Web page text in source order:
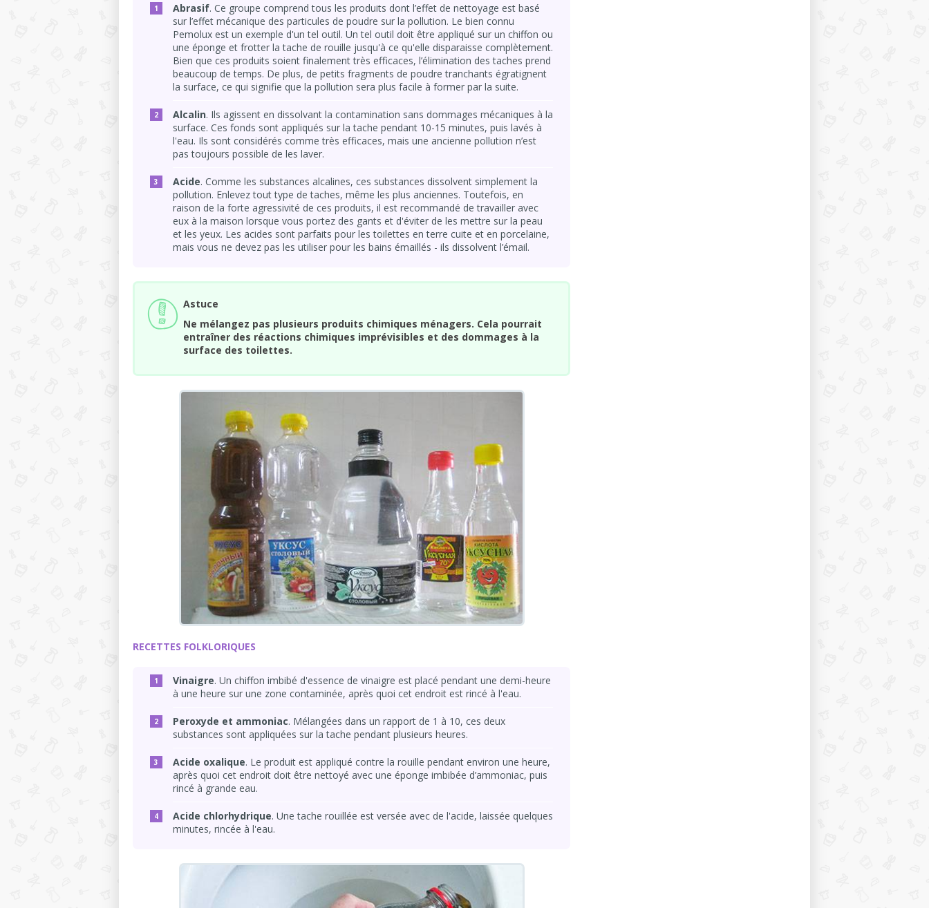
Abrasif. Ce groupe comprend tous les produits dont l’effet de nettoyage est basé
sur l’effet mécanique des particules de poudre sur la pollution. Le bien connu
Pemolux est un exemple d'un tel outil. Un tel outil doit être appliqué sur un chiffon ou
une éponge et frotter la tache de rouille jusqu'à ce qu'elle disparaisse complètement.
Bien que ces produits soient finalement très efficaces, l’élimination des taches prend
beaucoup de temps. De plus, de petits fragments de poudre tranchants égratignent
la surface, ce qui signifie que la pollution sera plus facile à former par la suite.
Alcalin. Ils agissent en dissolvant la contamination sans dommages mécaniques à la
surface. Ces fonds sont appliqués sur la tache pendant 10-15 minutes, puis lavés à
l'eau. Ils sont considérés comme très efficaces, mais une ancienne pollution n’est
pas toujours possible de les laver.
Acide. Comme les substances alcalines, ces substances dissolvent simplement la
pollution. Enlevez tout type de taches, même les plus anciennes. Toutefois, en
raison de la forte agressivité de ces produits, il est recommandé de travailler avec
eux à la maison lorsque vous portez des gants et d'éviter de les mettre sur la peau
et les yeux. Les acides sont parfaits pour les toilettes en terre cuite et en porcelaine,
mais vous ne devez pas les utiliser pour les bains émaillés - ils dissolvent l’émail.
Astuce
Ne mélangez pas plusieurs produits chimiques ménagers. Cela pourrait
entraîner des réactions chimiques imprévisibles et des dommages à la
surface des toilettes.
RECETTES FOLKLORIQUES
Vinaigre. Un chiffon imbibé d'essence de vinaigre est placé pendant une demi-heure
à une heure sur une zone contaminée, après quoi cet endroit est rincé à l'eau.
Peroxyde et ammoniac. Mélangées dans un rapport de 1 à 10, ces deux
substances sont appliquées sur la tache pendant plusieurs heures.
Acide oxalique. Le produit est appliqué contre la rouille pendant environ une heure,
après quoi cet endroit doit être nettoyé avec une éponge imbibée d’ammoniac, puis
rincé à grande eau.
Acide chlorhydrique. Une tache rouillée est versée avec de l'acide, laissée quelques
minutes, rincée à l'eau.